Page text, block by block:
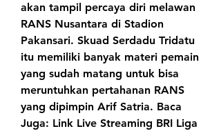
akan tampil percaya diri melawan
RANS Nusantara di Stadion
Pakansari. Skuad Serdadu Tridatu
itu memiliki banyak materi pemain
yang sudah matang untuk bisa
meruntuhkan pertahanan RANS
yang dipimpin Arif Satria. Baca
Juga: Link Live Streaming BRI Liga